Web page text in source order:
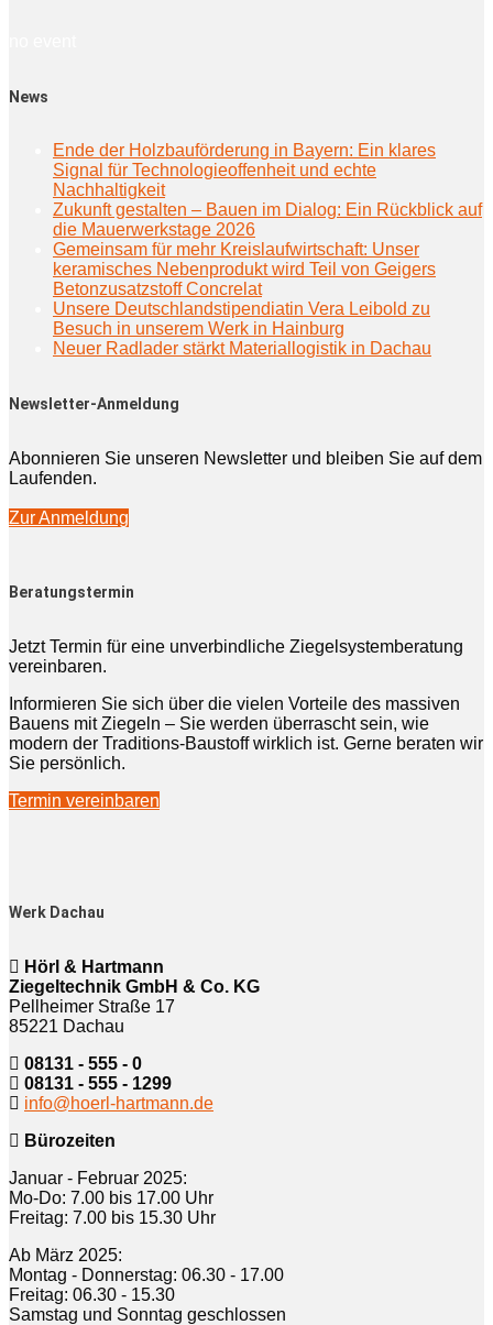
News
Ende der Holzbauförderung in Bayern: Ein klares
Signal für Technologieoffenheit und echte
Nachhaltigkeit
Zukunft gestalten – Bauen im Dialog: Ein Rückblick auf
die Mauerwerkstage 2026
Gemeinsam für mehr Kreislaufwirtschaft: Unser
keramisches Nebenprodukt wird Teil von Geigers
Betonzusatzstoff Concrelat
Unsere Deutschlandstipendiatin Vera Leibold zu
Besuch in unserem Werk in Hainburg
Neuer Radlader stärkt Materiallogistik in Dachau
Newsletter-Anmeldung
Abonnieren Sie unseren Newsletter und bleiben Sie auf dem
Laufenden.
Zur Anmeldung
Beratungstermin
Jetzt Termin für eine unverbindliche Ziegelsystemberatung
vereinbaren.
Informieren Sie sich über die vielen Vorteile des massiven
Bauens mit Ziegeln – Sie werden überrascht sein, wie
modern der Traditions-Baustoff wirklich ist. Gerne beraten wir
Sie persönlich.
Termin vereinbaren
Werk Dachau
Hörl & Hartmann
Ziegeltechnik GmbH & Co. KG
Pellheimer Straße 17
85221 Dachau
08131 - 555 - 0
08131 - 555 - 1299
info@hoerl-hartmann.de
Bürozeiten
Januar - Februar 2025:
Mo-Do: 7.00 bis 17.00 Uhr
Freitag: 7.00 bis 15.30 Uhr
Ab März 2025:
Montag - Donnerstag: 06.30 - 17.00
Freitag: 06.30 - 15.30
Samstag und Sonntag geschlossen